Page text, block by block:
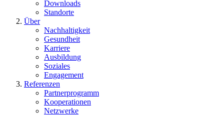
Downloads
Standorte
Über
Nachhaltigkeit
Gesundheit
Karriere
Ausbildung
Soziales
Engagement
Referenzen
Partnerprogramm
Kooperationen
Netzwerke